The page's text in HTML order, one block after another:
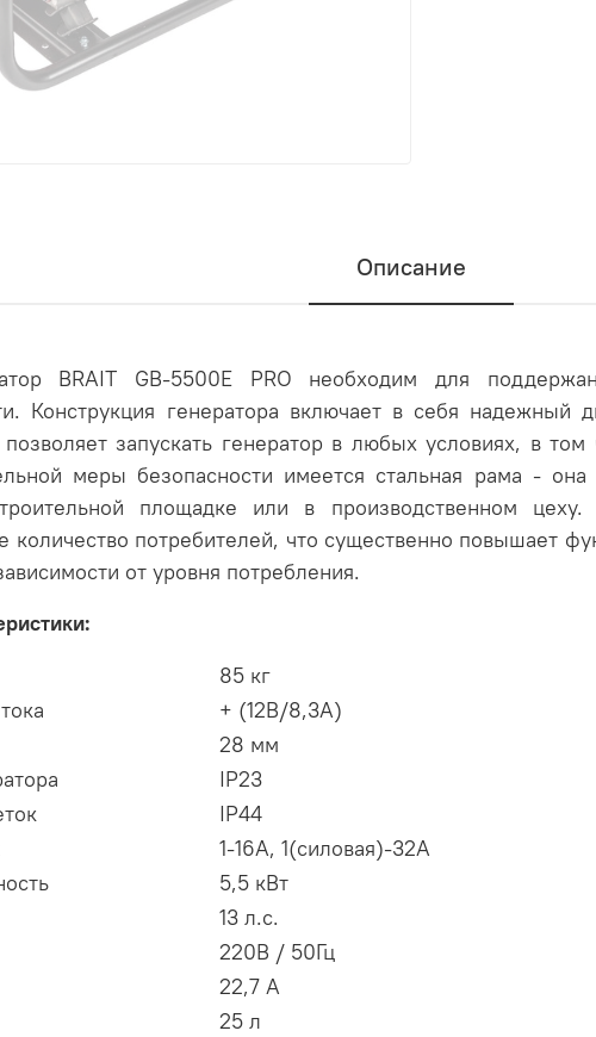
Описание
BRAIT GB-5500E PRO необходим для
Конструкция генератора включает в себя надежный
запускать генератор в любых условиях, в
меры безопасности имеется стальная рама -
площадке или в производственном
количество потребителей, что существенно повышает
от уровня потребления.
85 кг
+ (12В/8,3А)
28 мм
IP23
IP44
1-16А, 1(силовая)-32А
5,5 кВт
13 л.с.
220В / 50Гц
22,7 А
25 л